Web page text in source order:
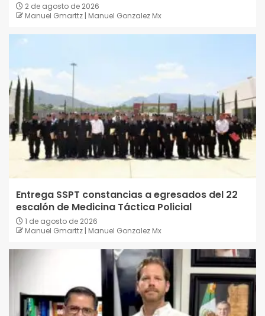
2 de agosto de 2026
Manuel Gmarttz | Manuel Gonzalez Mx
Entrega SSPT constancias a egresados del 22
escalón de Medicina Táctica Policial
1 de agosto de 2026
Manuel Gmarttz | Manuel Gonzalez Mx